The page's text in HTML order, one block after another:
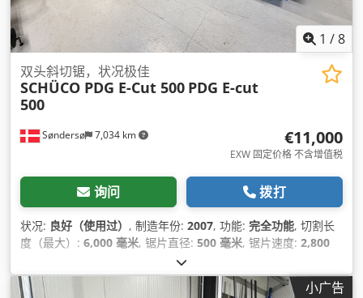
1 /8
Søndersø 7,034 km
双头斜切锯，状况极佳
SCHÜCO PDG E-Cut 500 PDG E-cut
500
€11,000
EXW 固定价格 不含增值税
询问 拨打
状况: 良好（使用过） , 制造年份: 2007, 功能: 完全功能, 切割长
度（最大）: 6,000 毫米, 锯片直径: 500 毫米, 锯片速度: 2,800
, 最大转速:
500 毫米, 主锯片直径:500 毫米, 锯片长度:6,000 毫米,
小广告